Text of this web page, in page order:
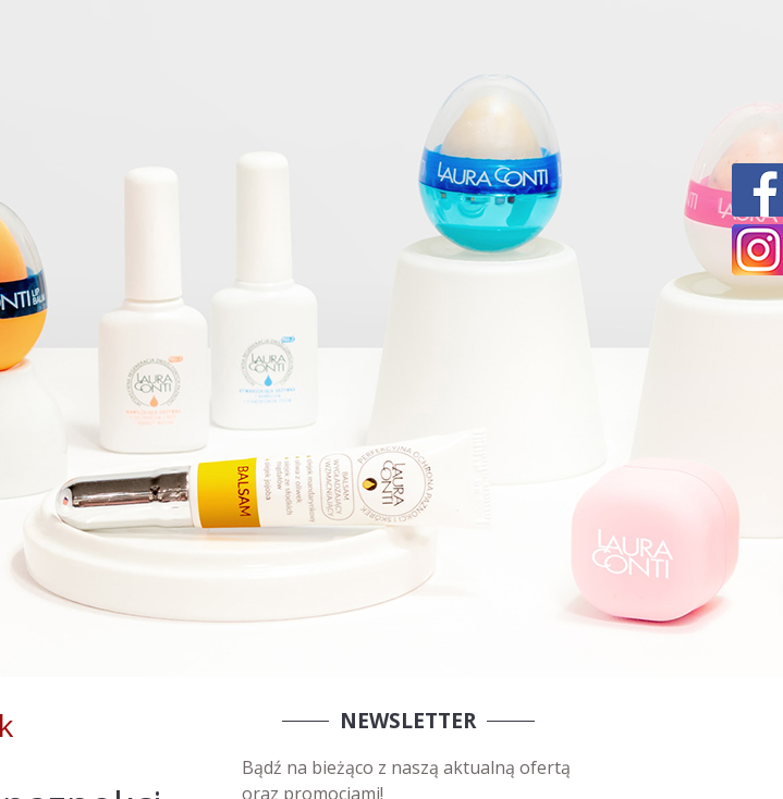
NEWSLETTER
Bądź na bieżąco z naszą aktualną ofertą
oraz promocjami!